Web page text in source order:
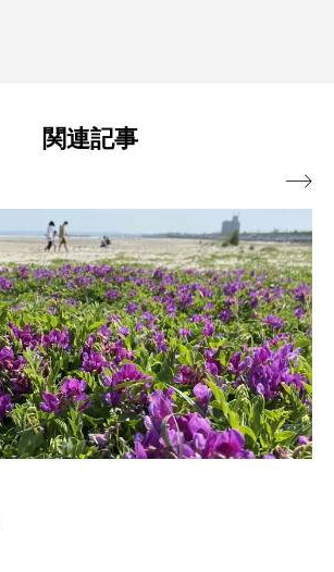
関連記事
